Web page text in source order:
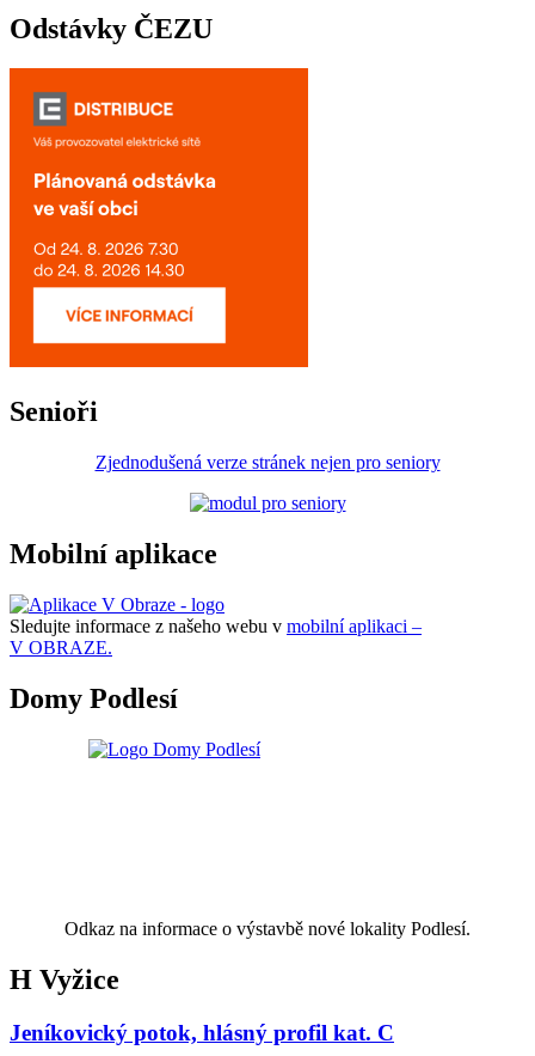
Odstávky ČEZU
Senioři
Zjednodušená verze stránek nejen pro seniory
Mobilní aplikace
Sledujte informace z našeho webu v mobilní aplikaci –
V OBRAZE.
Domy Podlesí
Odkaz na informace o výstavbě nové lokality Podlesí.
H Vyžice
Jeníkovický potok, hlásný profil kat. C